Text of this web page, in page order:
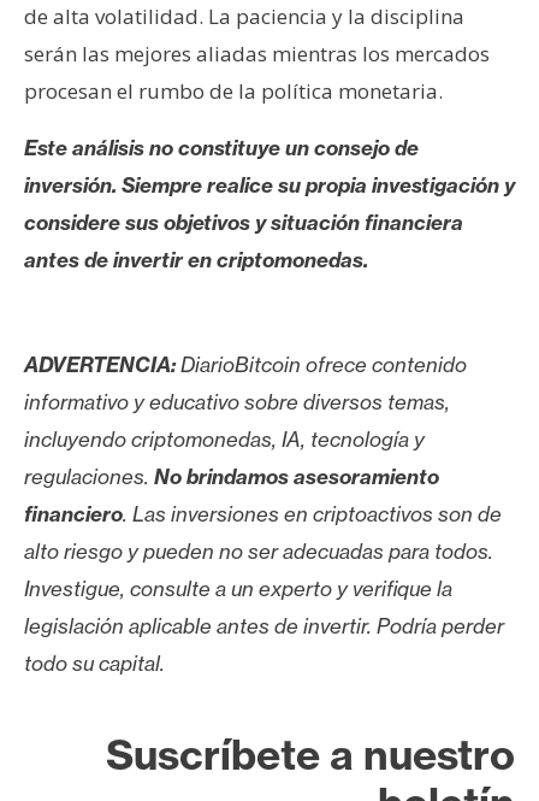
de alta volatilidad. La paciencia y la disciplina
serán las mejores aliadas mientras los mercados
procesan el rumbo de la política monetaria.
Este análisis no constituye un consejo de
inversión. Siempre realice su propia investigación y
considere sus objetivos y situación financiera
antes de invertir en criptomonedas.
ADVERTENCIA:DiarioBitcoin ofrece contenido
informativo y educativo sobre diversos temas,
incluyendo criptomonedas, IA, tecnología y
regulaciones. No brindamos asesoramiento
financiero. Las inversiones en criptoactivos son de
alto riesgo y pueden no ser adecuadas para todos.
Investigue, consulte a un experto y verifique la
legislación aplicable antes de invertir. Podría perder
todo su capital.
Suscríbete a nuestro